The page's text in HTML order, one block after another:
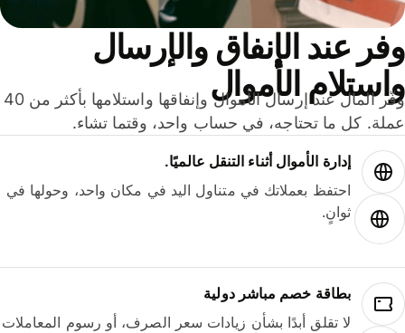
عند الإنفاق والإرسال
الأموال
وفّر المال عند إرسال الأموال وإنفاقها واستلامها بأكثر من 40
كل ما تحتاجه، في حساب واحد، وقتما تشاء.
إدارة الأموال أثناء التنقل عالميًا.
احتفظ بعملاتك في متناول اليد في مكان واحد، وحولها في
ثوانٍ.
بطاقة خصم مباشر دولية
لا تقلق أبدًا بشأن زيادات سعر الصرف، أو رسوم المعاملات